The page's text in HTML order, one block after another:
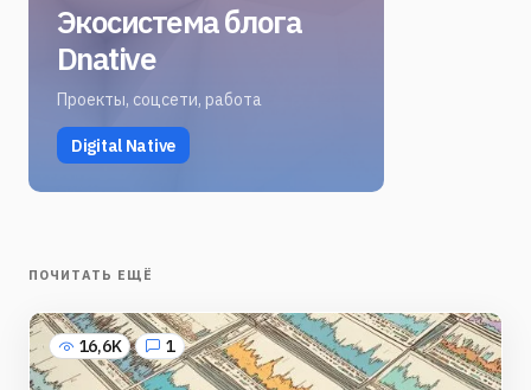
Экосистема блога
Dnative
Проекты, соцсети, работа
Digital Native
ПОЧИТАТЬ ЕЩЁ
16,6K 1